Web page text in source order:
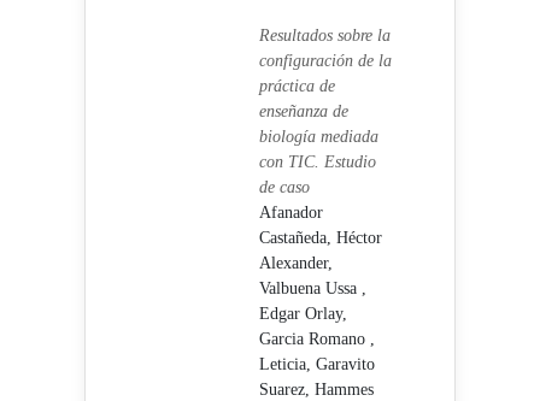
Resultados sobre la
configuración de la
práctica de
enseñanza de
biología mediada
con TIC. Estudio
de caso
Afanador
Castañeda, Héctor
Alexander,
Valbuena Ussa ,
Edgar Orlay,
Garcia Romano ,
Leticia, Garavito
Suarez, Hammes